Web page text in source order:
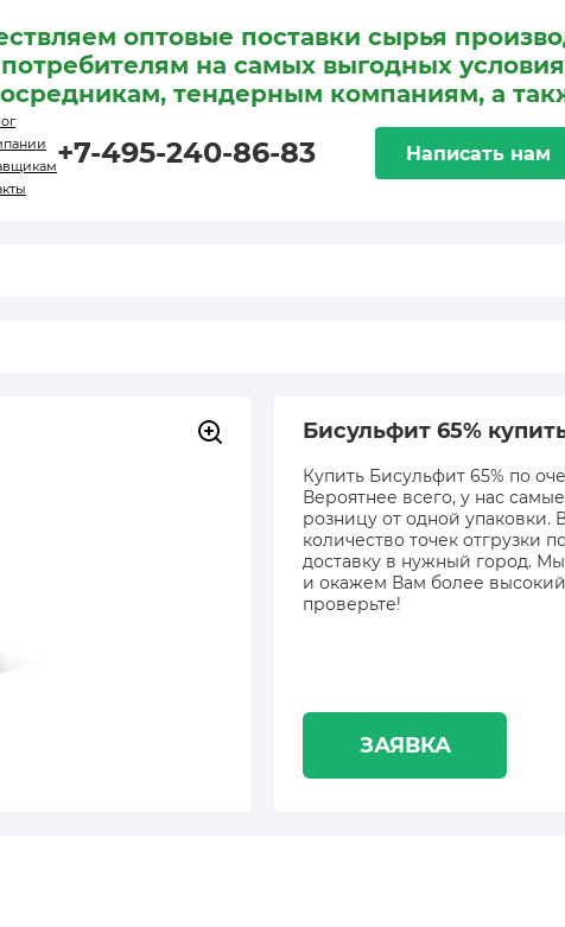
оптовые поставки сырья
на самых выгодных
тендерным компаниям, а
+7-495-240-86-83 Написать нам
Бисульфит 65%
Купить Бисульфит 65% по
Вероятнее всего, у нас
розницу от одной упаковки.
количество точек отгрузки
доставку в нужный город.
и окажем Вам более
проверьте!
ЗАЯВКА